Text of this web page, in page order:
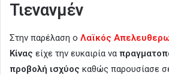
Τιενανμέν
Στην παρέλαση ο Λαϊκός
Κίνας είχε την ευκαιρία να
προβολή ισχύος καθώς παρουσίασε